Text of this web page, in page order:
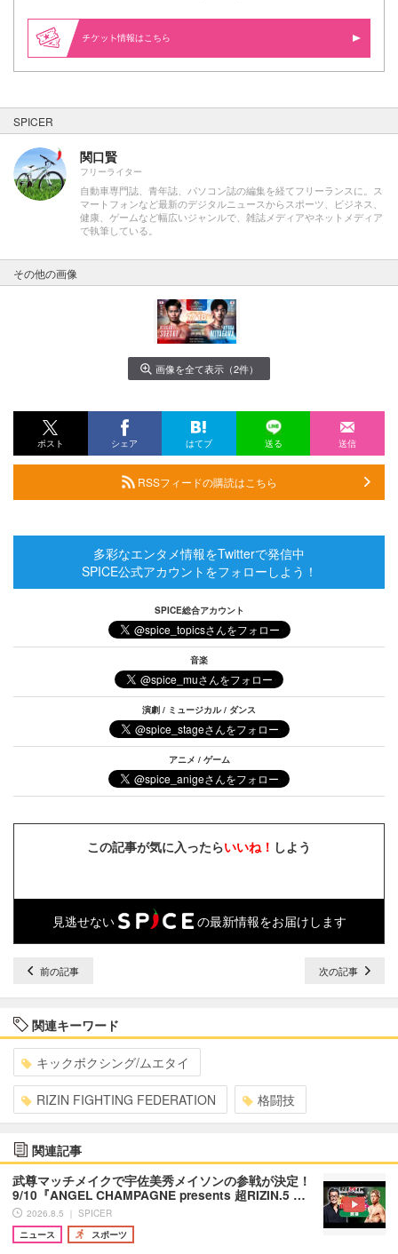
情報はこちら
SPICER
関口賢
フリーライター
自動車専門誌、青年誌、パソコン誌の編集を経てフリーランスに。ス
マートフォンなど最新のデジタルニュースからスポーツ、ビジネス、
健康、ゲームなど幅広いジャンルで、雑誌メディアやネットメディア
で執筆している。
その他の画像
画像を全て表示（2件）
ポスト シェア はてブ 送る 送信
RSSフィードの購読はこちら
多彩なエンタメ情報をTwitterで発信中
SPICE公式アカウントをフォローしよう！
SPICE総合アカウント
音楽
演劇 / ミュージカル / ダンス
アニメ / ゲーム
この記事が気に入ったらいいね！ しよう
見逃せない の最新情報をお届けします
前の記事 次の記事
関連キーワード
キックボクシング/ムエタイ
RIZIN FIGHTING FEDERATION 格闘技
関連記事
武尊マッチメイクで宇佐美秀メイソンの参戦が決定！
9/10『ANGEL CHAMPAGNE presents 超RIZIN.5 …
2026.8.5 ｜ SPICER
ニュース
スポーツ